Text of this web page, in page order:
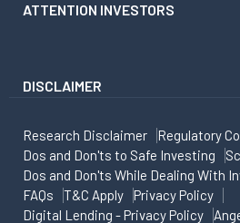
ATTENTION INVESTORS
DISCLAIMER
Research Disclaimer
Regulatory
Dos and Don'ts to Safe Investing
Dos and Don'ts While Dealing With
FAQs
T&C Apply
Privacy Policy
Digital Lending - Privacy Policy